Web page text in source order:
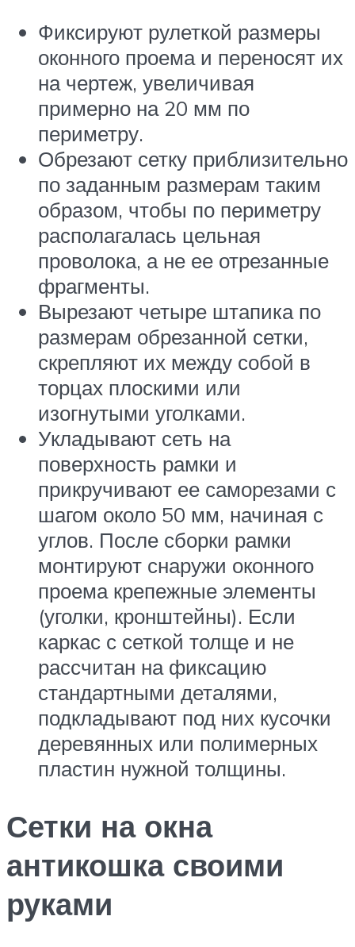
Фиксируют рулеткой размеры
оконного проема и переносят их
на чертеж, увеличивая
примерно на 20 мм по
периметру.
Обрезают сетку приблизительно
по заданным размерам таким
образом, чтобы по периметру
располагалась цельная
проволока, а не ее отрезанные
фрагменты.
Вырезают четыре штапика по
размерам обрезанной сетки,
скрепляют их между собой в
торцах плоскими или
изогнутыми уголками.
Укладывают сеть на
поверхность рамки и
прикручивают ее саморезами с
шагом около 50 мм, начиная с
углов. После сборки рамки
монтируют снаружи оконного
проема крепежные элементы
(уголки, кронштейны). Если
каркас с сеткой толще и не
рассчитан на фиксацию
стандартными деталями,
подкладывают под них кусочки
деревянных или полимерных
пластин нужной толщины.
Сетки на окна
антикошка своими
руками